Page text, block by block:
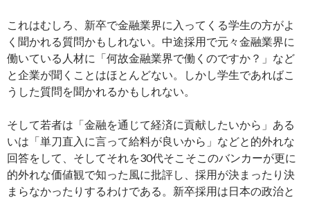
これはむしろ、新卒で金融業界に入ってくる学生の方がよ
く聞かれる質問かもしれない。中途採用で元々金融業界に
働いている人材に「何故金融業界で働くのですか？」など
と企業が聞くことはほとんどない。しかし学生であればこ
うした質問を聞かれるかもしれない。
そして若者は「金融を通じて経済に貢献したいから」ある
いは「単刀直入に言って給料が良いから」などと的外れな
回答をして、そしてそれを30代そこそこのバンカーが更に
的外れな価値観で知った風に批評し、採用が決まったり決
まらなかったりするわけである。新卒採用は日本の政治と